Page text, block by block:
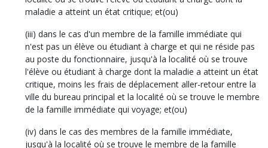
maladie a atteint un état critique; et(ou)
(iii) dans le cas d'un membre de la famille immédiate qui
n'est pas un élève ou étudiant à charge et qui ne réside pas
au poste du fonctionnaire, jusqu'à la localité où se trouve
l'élève ou étudiant à charge dont la maladie a atteint un état
critique, moins les frais de déplacement aller-retour entre la
ville du bureau principal et la localité où se trouve le membre
de la famille immédiate qui voyage; et(ou)
(iv) dans le cas des membres de la famille immédiate,
jusqu'à la localité où se trouve le membre de la famille